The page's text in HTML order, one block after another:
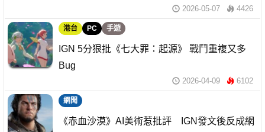
2026-05-07 4426
港台 PC 手遊
IGN 5分狠批《七大罪：起源》 戰鬥重複又多
Bug
2026-04-09 6102
網聞
《赤血沙漠》AI美術惹批評 IGN發文後反成網